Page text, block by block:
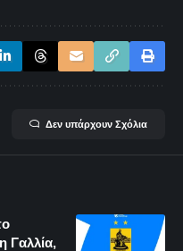
Δεν υπάρχουν Σχόλια
Γαλλία,